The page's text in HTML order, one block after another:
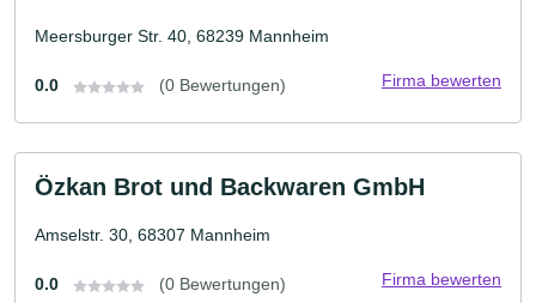
Meersburger Str. 40, 68239 Mannheim
0.0 (0 Bewertungen) Firma bewerten
Özkan Brot und Backwaren GmbH
Amselstr. 30, 68307 Mannheim
0.0 (0 Bewertungen) Firma bewerten